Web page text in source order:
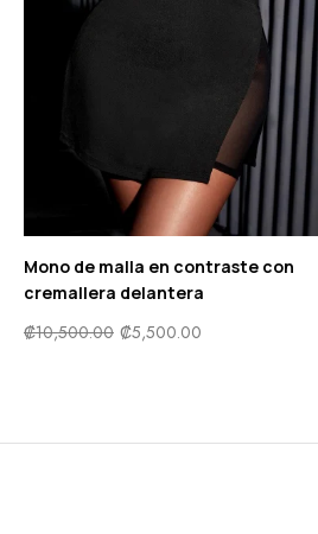
Mono de malla en contraste con
cremallera delantera
₡10,500.00 ₡5,500.00